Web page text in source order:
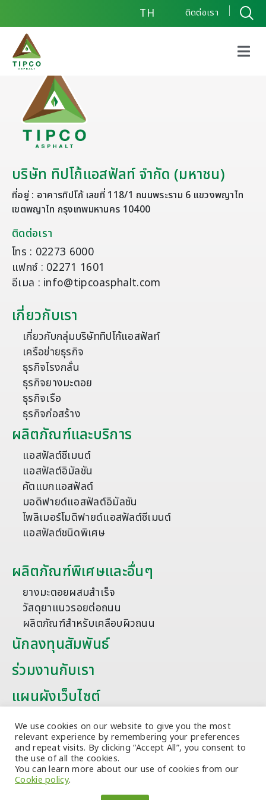
TH ติดต่อเรา
บริษัท ทิปโก้แอสฟัลท์ จำกัด (มหาชน)
ที่อยู่ : อาคารทิปโก้ เลขที่ 118/1 ถนนพระราม 6 แขวงพญาไท
เขตพญาไท กรุงเทพมหานคร 10400
ติดต่อเรา
โทร : 02273 6000
แฟกซ์ : 02271 1601
อีเมล : info@tipcoasphalt.com
เกี่ยวกับเรา
เกี่ยวกับกลุ่มบริษัททิปโก้แอสฟัลท์
เครือข่ายธุรกิจ
ธุรกิจโรงกลั่น
ธุรกิจยางมะตอย
ธุรกิจเรือ
ธุรกิจก่อสร้าง
ผลิตภัณฑ์และบริการ
แอสฟัลต์ซีเมนต์
แอสฟัลต์อิมัลชัน
คัตแบกแอสฟัลต์
มอดิฟายด์แอสฟัลต์อิมัลชัน
โพลิเมอร์โมดิฟายด์แอสฟัลต์ซีเมนต์
แอสฟัลต์ชนิดพิเศษ
ผลิตภัณฑ์พิเศษและอื่นๆ
ยางมะตอยผสมสำเร็จ
วัสดุยาแนวรอยต่อถนน
ผลิตภัณฑ์สำหรับเคลือบผิวถนน
นักลงทุนสัมพันธ์
ร่วมงานกับเรา
แผนผังเว็บไซต์
บทความ
We use cookies on our website to give you the most
relevant experience by remembering your preferences
and repeat visits. By clicking “Accept All”, you consent to
the use of all the cookies.
You can learn more about our use of cookies from our
Cookie policy.